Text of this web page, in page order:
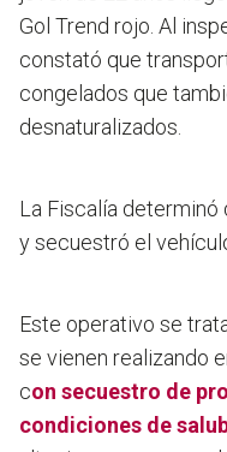
Gol Trend rojo. Al
constató que
congelados que
desnaturalizados.
La Fiscalía determinó
y secuestró el
Este operativo se
se vienen realizando
con secuestro de
condiciones de